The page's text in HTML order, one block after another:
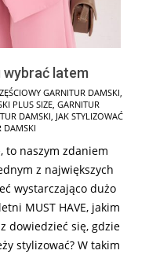
wybrać latem
GARNITUR DAMSKI,
PLUS SIZE, GARNITUR
DAMSKI, JAK STYLIZOWAĆ
DAMSKI
to naszym zdaniem
z największych
wystarczająco dużo
MUST HAVE, jakim
dowiedzieć się, gdzie
stylizować? W takim